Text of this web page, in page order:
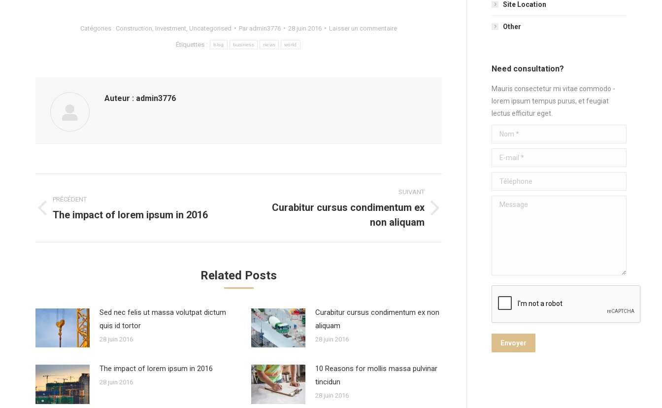
Catégories : Construction Investment Uncategorised Par admin3776 28 juin 2016 Laisser un commentaire
Étiquettes : blog business news world
Auteur : admin3776
article
PRÉCÉDENT
Article
:
The impact of lorem ipsum in 2016
SUIVANT
Article
:
Curabitur cursus condimentum ex
non aliquam
Related Posts
Sed nec felis ut massa volutpat dictum
quis id tortor
28 juin 2016
Curabitur cursus condimentum ex non
aliquam
28 juin 2016
The impact of lorem ipsum in 2016
28 juin 2016
10 Reasons for mollis massa pulvinar
tincidun
28 juin 2016
Site Location
Other
Need consultation?
Mauris consectetur mi vitae commodo -
lorem ipsum tempus purus, et feugiat
lectus efficitur eget.
Nom *
E-mail *
Téléphone
Message
Envoyer